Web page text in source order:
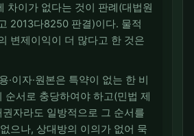
차이가 없다는 것이 판례(대법원
2013다8250 판결)이다. 물적
변제이익이 더 많다고 한 것은
이자·원본은 특약이 없는 한 비
순서로 충당하여야 하고(민법 제
자라도 일방적으로 그 순서를
으나, 상대방의 이의가 없어 묵